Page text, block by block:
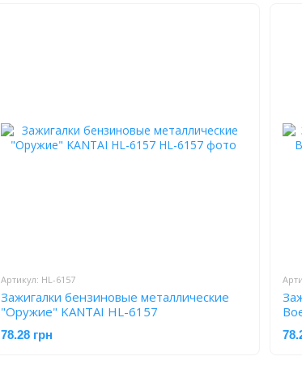
Артикул: HL-6157
Зажигалки бензиновые металлические
"Оружие" KANTAI HL-6157
78.28 грн